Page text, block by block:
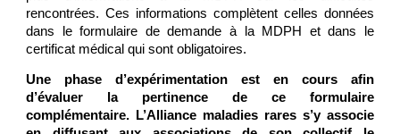
rencontrées. Ces informations complètent celles données
dans le formulaire de demande à la MDPH et dans le
certificat médical qui sont obligatoires.
Une phase d’expérimentation est en cours afin
d’évaluer la pertinence de ce formulaire
complémentaire. L’Alliance maladies rares s’y associe